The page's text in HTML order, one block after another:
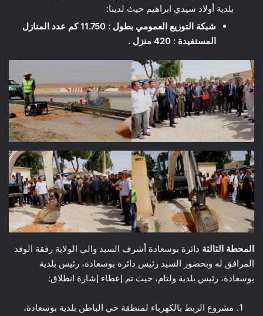
بلدية أولاد سيدي ابراهيم حيث لدينا:
شبكة التوزيع العمومي بطول : 11.750 كم عدد المنازل
المستفيدة : 420 منزل .
المحطة الثالثة دائرة بوسعادة أشرف السيد والي الولاية رفقة الوفد
المرافق له وبحضور السيد رئيس دائرة بوسعادة، رئيس بلدية
بوسعادة، رئيس بلدية ولتام، حيث تم إعطاء إشارة انطلاق:
مشروع الربط بالكهرباء لمنطقة حي الباطن بلدية بوسعادة،